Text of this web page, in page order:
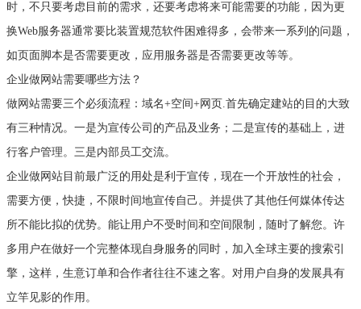
时，不只要考虑目前的需求，还要考虑将来可能需要的功能，因为更
换Web服务器通常要比装置规范软件困难得多，会带来一系列的问题，
如页面脚本是否需要更改，应用服务器是否需要更改等等。
企业做网站需要哪些方法？
做网站需要三个必须流程：域名+空间+网页.首先确定建站的目的大致
有三种情况。一是为宣传公司的产品及业务；二是宣传的基础上，进
行客户管理。三是内部员工交流。
企业做网站目前最广泛的用处是利于宣传，现在一个开放性的社会，
需要方便，快捷，不限时间地宣传自己。并提供了其他任何媒体传达
所不能比拟的优势。能让用户不受时间和空间限制，随时了解您。许
多用户在做好一个完整体现自身服务的同时，加入全球主要的搜索引
擎，这样，生意订单和合作者往往不速之客。对用户自身的发展具有
立竿见影的作用。